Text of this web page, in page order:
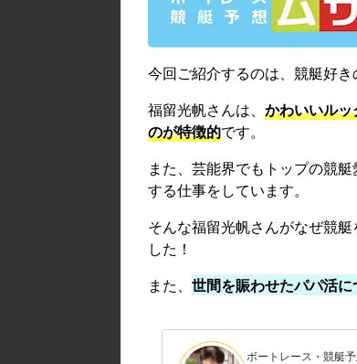
今回ご紹介するのは、競艇好
福留光帆さんは、 かわいいルッ
のが特徴的です。
また、芸能界でもトップの競
する仕事をしています。
そんな福留光帆さんがなぜ競
した！
また、 世間を賑わせたパパ活に
ボートレース・競艇